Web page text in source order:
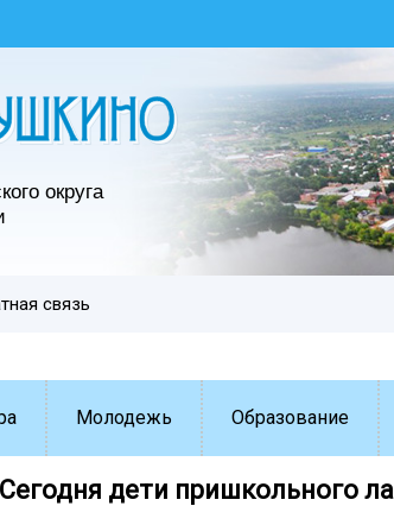
связь
Молодежь Образование
Сегодня дети пришкольного